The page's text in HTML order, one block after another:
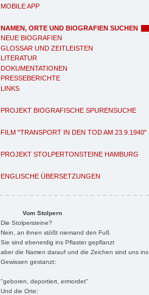
MOBILE APP
NAMEN, ORTE UND BIOGRAFIEN SUCHEN
NEUE BIOGRAFIEN
GLOSSAR UND ZEITLEISTEN
LITERATUR
DOKUMENTATIONEN
PRESSEBERICHTE
LINKS
PROJEKT BIOGRAFISCHE SPURENSUCHE
FILM "TRANSPORT IN DEN TOD AM 23.9.1940"
PROJEKT STOLPERTONSTEINE HAMBURG
ENGLISCHE ÜBERSETZUNGEN
Vom Stolpern
Die Stolpersteine?
Nein, an ihnen stößt niemand den Fuß
Sie sind ebenerdig ins Pflaster gepflanzt
aber die Namen darauf und die Zeichen sind uns ins
Gewissen gestanzt:
"geboren, deportiert, ermordet"
Und die Orte: